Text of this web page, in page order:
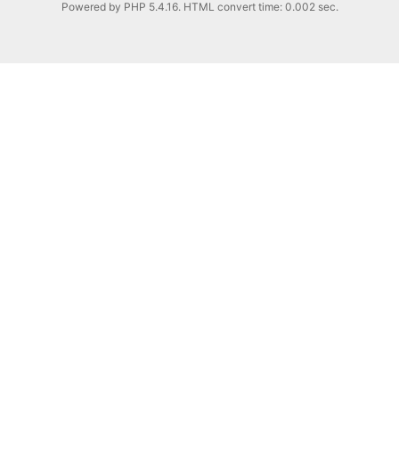
Powered by PHP 5.4.16. HTML convert time: 0.002 sec.